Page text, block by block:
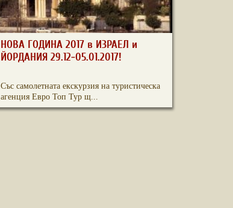
НОВА ГОДИНА 2017 в ИЗРАЕЛ и
ЙОРДАНИЯ 29.12-05.01.2017!
Със самолетната екскурзия на туристическа
агенция Евро Топ Тур щ...